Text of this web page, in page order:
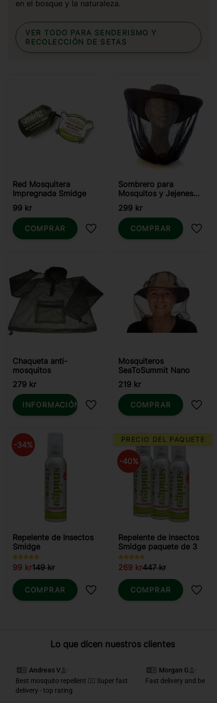
en el bosque y la naturaleza.
VER TODO PARA SENDERISMO Y
RECOLECCIÓN DE SETAS
Red Mosquitera
Impregnada Smidge
99 kr
Añadir a favoritos
COMPRAR
Sombrero para
Mosquitos y Jejenes
LifeSystems
299 kr
COMPRAR
Chaqueta anti-
mosquitos
279 kr
Añadir a favoritos
INFORMACIÓN
Mosquiteros
SeaToSummit Nano
219 kr
COMPRAR
Repelente de Insectos
Smidge
99 kr149kr
34%
Añadir a favoritos
COMPRAR
Repelente de insectos
Smidge paquete de 3
269 kr447kr
40%
PRECIO DEL PAQUETE
COMPRAR
Lo que dicen nuestros clientes